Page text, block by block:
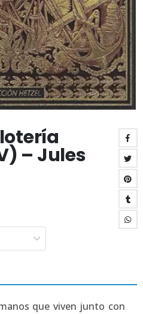
– Jules
que viven junto con